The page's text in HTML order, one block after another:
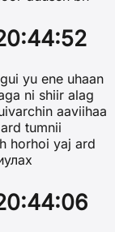
yu ene uhaan
ni shiir alag
aaviihaa
tumnii
horhoi yaj ard